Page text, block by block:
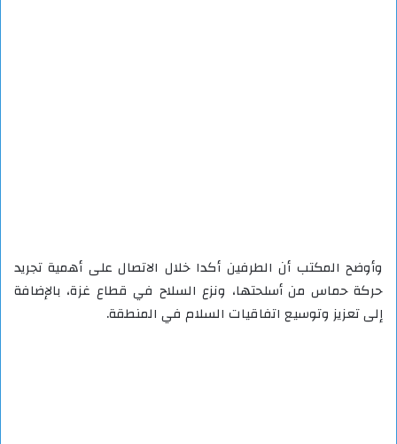
وأوضح المكتب أن الطرفين أكدا خلال الاتصال على أهمية تجريد
حركة حماس من أسلحتها، ونزع السلاح في قطاع غزة، بالإضافة
إلى تعزيز وتوسيع اتفاقيات السلام في المنطقة.